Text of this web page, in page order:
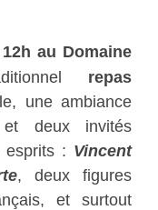
12h au Domaine
repas
une ambiance
et deux invités
esprits : Vincent
, deux figures
et surtout